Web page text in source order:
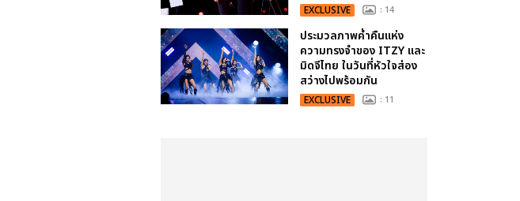
EXCLUSIVE : 14
ประมวลภาพค่ำคืนแห่ง
ความทรงจำของ ITZY และ
มิดจีไทย ในวันที่หัวใจส่อง
สว่างไปพร้อมกัน
EXCLUSIVE : 11